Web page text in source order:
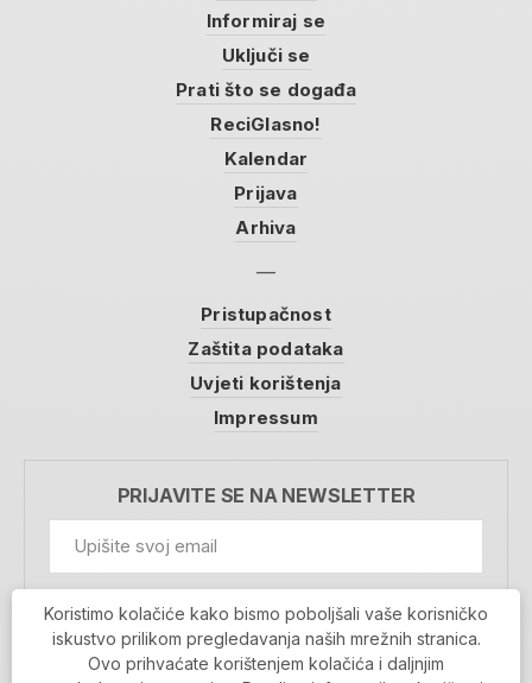
Informiraj se
Uključi se
Prati što se događa
ReciGlasno!
Kalendar
Prijava
Arhiva
Pristupačnost
Zaštita podataka
Uvjeti korištenja
Impressum
PRIJAVITE SE NA NEWSLETTER
Prihvaćam da se moji podaci spremaju u bazu
podataka i koriste u svrhu slanja MojaRijeka
newslettera
Koristimo kolačiće kako bismo poboljšali vaše korisničko
iskustvo prilikom pregledavanja naših mrežnih stranica.
Ovo prihvaćate korištenjem kolačića i daljnjim